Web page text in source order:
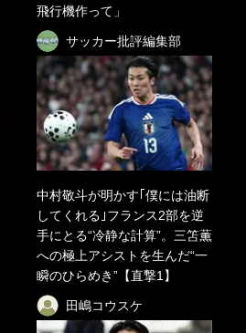
飛行機作って」
サッカー批評編集部
中村敬斗が明かす｢僕には油断
してくれる｣フランス2部を逆
手にとる“冷静な計算”。三笘薫
への極上アシストを生んだ“一
瞬のひらめき”【直撃1】
田嶋コウスケ